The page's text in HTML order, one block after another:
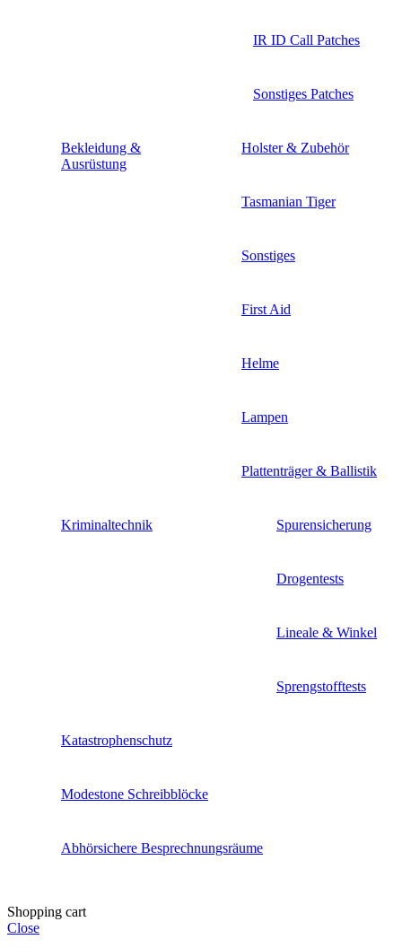
IR ID Call Patches
Sonstiges Patches
Bekleidung &
Ausrüstung
Holster & Zubehör
Tasmanian Tiger
Sonstiges
First Aid
Helme
Lampen
Plattenträger & Ballistik
Kriminaltechnik Spurensicherung
Drogentests
Lineale & Winkel
Sprengstofftests
Katastrophenschutz
Modestone Schreibblöcke
Abhörsichere Besprechnungsräume
Shopping cart
Close